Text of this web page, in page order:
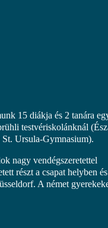
15 diákja és 2 tanára
testvériskolánknál
Ursula-Gymnasium).
nagy vendégszeretettel
részt a csapat helyben
A német